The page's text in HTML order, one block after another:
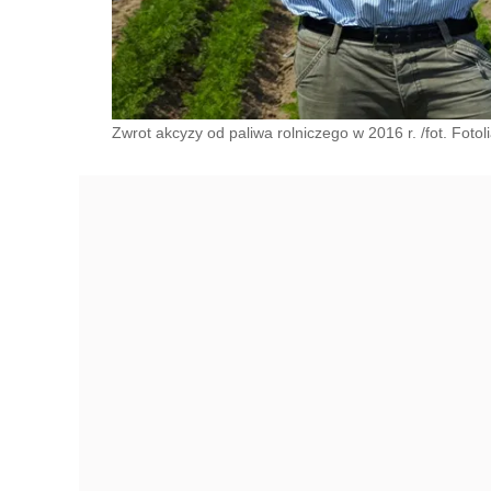
Zwrot akcyzy od paliwa rolniczego w 2016 r. /fot.